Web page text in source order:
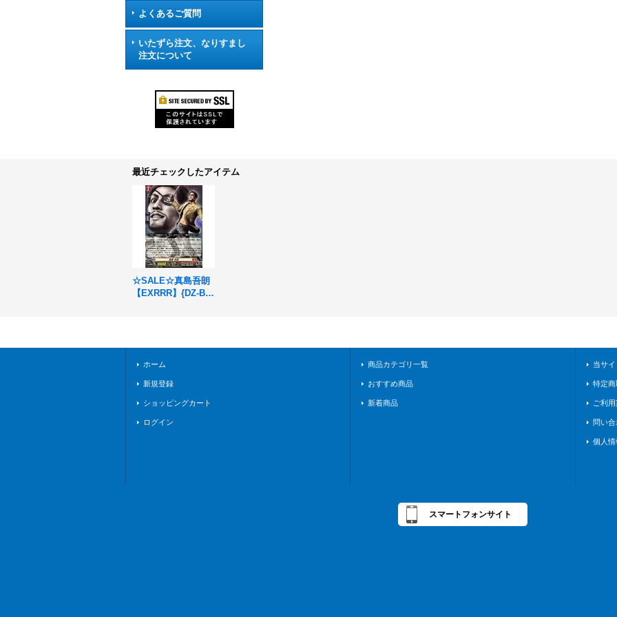
よくあるご質問
いたずら注文、なりすまし
注文について
最近チェックしたアイテム
☆SALE☆真島吾朗
【EXRRR】{DZ-BT
ホーム
新規登録
ショッピングカート
ログイン
商品カテゴリ一覧
おすすめ商品
新着商品
当サ
特定
ご利
問い合
個人
スマートフォンサイト